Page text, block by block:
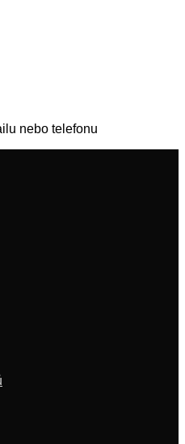
nebo telefonu